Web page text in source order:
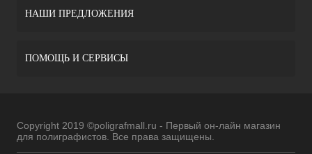
НАШИ ПРЕДЛОЖЕНИЯ
ПОМОЩЬ И СЕРВИСЫ
Copyright 2019 ©poligrafmall.ru - Первый он-лайн магазин
для полиграфистов. Все права защищены.